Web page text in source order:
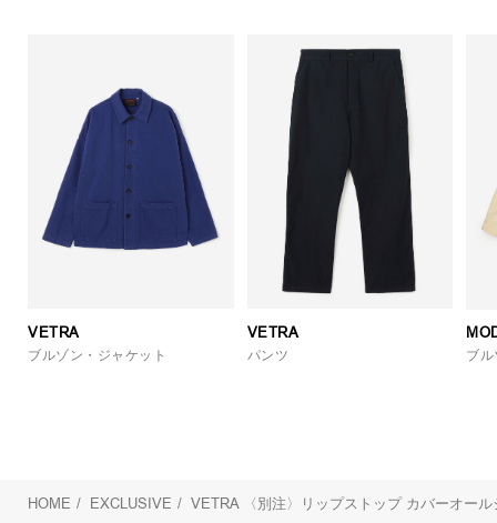
VETRA
ブルゾン・ジャケット
VETRA
パンツ ブ
HOME / EXCLUSIVE / VETRA 〈別注〉リップストップ カバーオー